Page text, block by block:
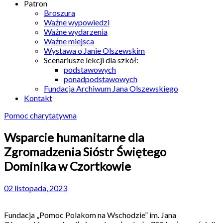
Patron
Broszura
Ważne wypowiedzi
Ważne wydarzenia
Ważne miejsca
Wystawa o Janie Olszewskim
Scenariusze lekcji dla szkół:
podstawowych
ponadpodstawowych
Fundacja Archiwum Jana Olszewskiego
Kontakt
Pomoc charytatywna
Wsparcie humanitarne dla
Zgromadzenia Sióstr Świętego
Dominika w Czortkowie
02 listopada, 2023
Fundacja „Pomoc Polakom na Wschodzie” im. Jana